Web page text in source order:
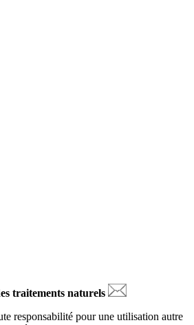
traitements naturels
responsabilité pour une utilisation autre